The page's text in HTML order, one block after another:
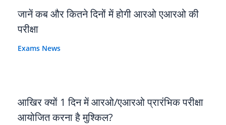
जानें कब और कितने दिनों में होगी आरओ एआरओ की
परीक्षा
Exams News
आखिर क्यों 1 दिन में आरओ/एआरओ प्रारंभिक परीक्षा
आयोजित करना है मुश्किल?